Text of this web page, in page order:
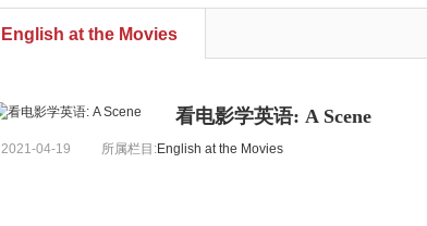
English at the Movies
看电影学英语: A Scene
2021-04-19 所属栏目:English at the Movies